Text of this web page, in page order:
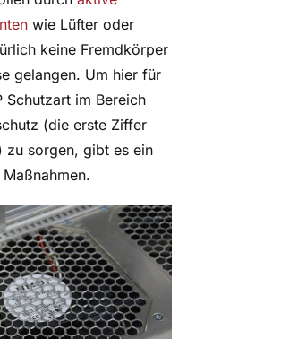
wie Lüfter oder
keine Fremdkörper
gelangen. Um hier für
Schutzart im Bereich
(die erste Ziffer
zu sorgen, gibt es ein